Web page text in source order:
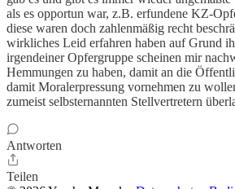
als es opportun war, z.B. erfundene KZ-
diese waren doch zahlenmäßig recht
wirkliches Leid erfahren haben auf Grund
irgendeiner Opfergruppe scheinen mir
Hemmungen zu haben, damit an die
damit Moralerpressung vornehmen zu
zumeist selbsternannten Stellvertretern
Antworten
Teilen